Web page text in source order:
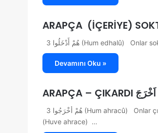
Devamını Oku »
(Huve ahrace) …